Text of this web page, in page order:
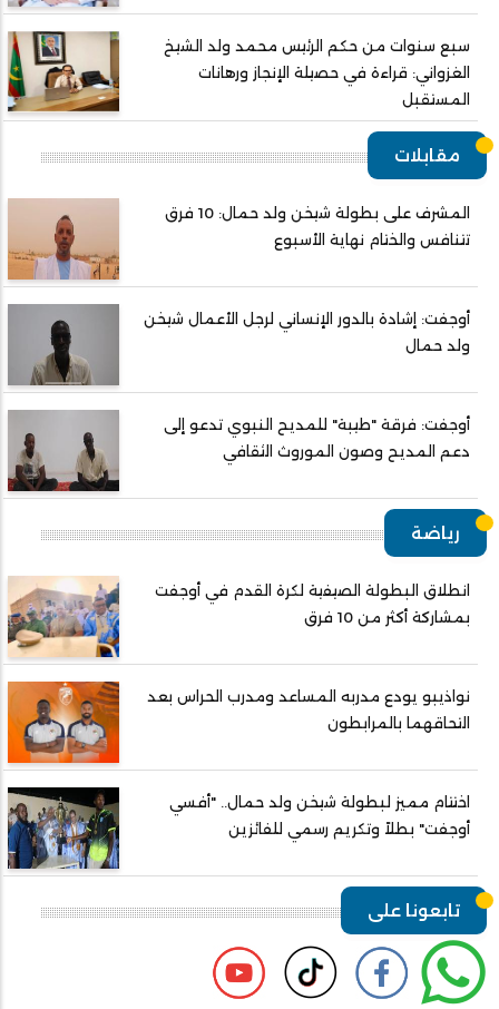
سبع سنوات من حكم الرئيس محمد ولد الشيخ
الغزواني: قراءة في حصيلة الإنجاز ورهانات
المستقبل
مقابلات
المشرف على بطولة شيخن ولد حمال: 10 فرق
تتنافس والختام نهاية الأسبوع
أوجفت: إشادة بالدور الإنساني لرجل الأعمال شيخن
ولد حمال
أوجفت: فرقة "طيبة" للمديح النبوي تدعو إلى
دعم المديح وصون الموروث الثقافي
رياضة
انطلاق البطولة الصيفية لكرة القدم في أوجفت
بمشاركة أكثر من 10 فرق
نواذيبو يودع مدربه المساعد ومدرب الحراس بعد
التحاقهما بالمرابطون
اختتام مميز لبطولة شيخن ولد حمال.. "أفسي
أوجفت" بطلاً وتكريم رسمي للفائزين
تابعونا على